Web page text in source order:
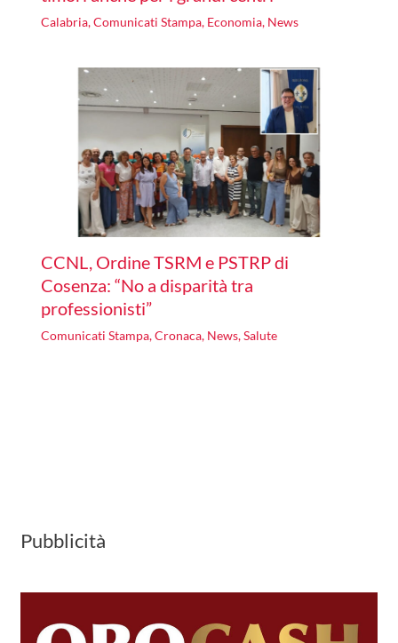
Calabria,Comunicati Stampa, Economia, News
CCNL, Ordine TSRM e PSTRP di
Cosenza: “No a disparità tra
professionisti”
Comunicati Stampa,Cronaca, News,Salute
Pubblicità